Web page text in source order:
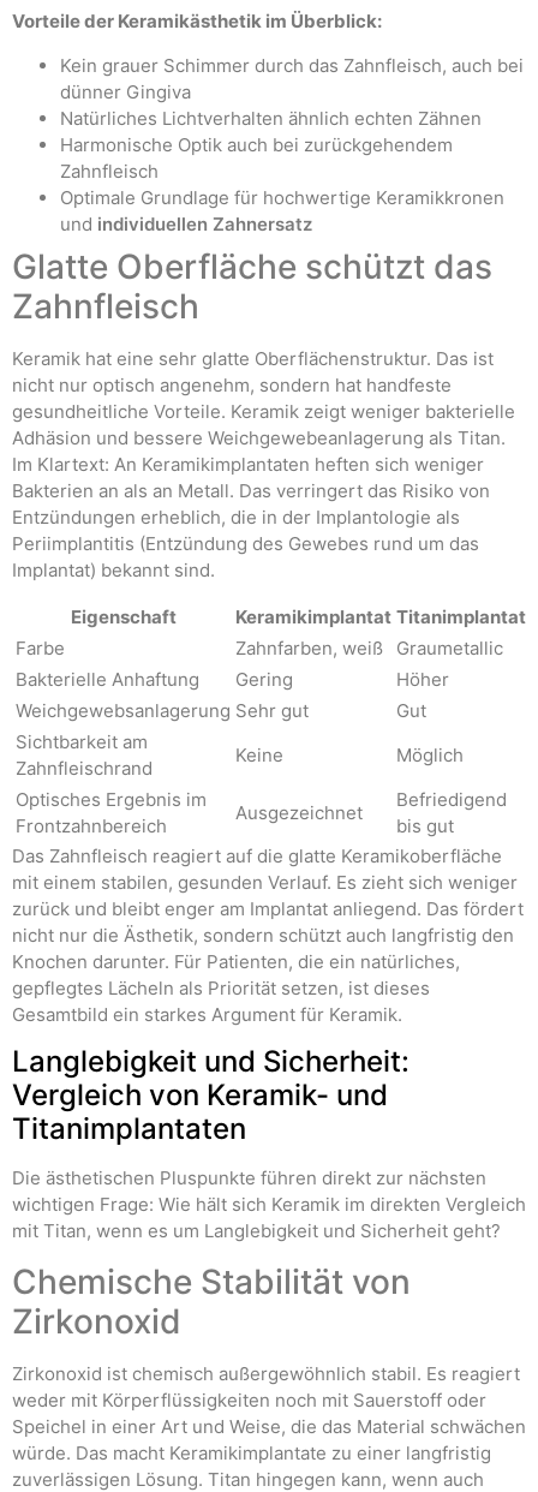
Vorteile der Keramikästhetik im Überblick:
Kein grauer Schimmer durch das Zahnfleisch, auch bei
dünner Gingiva
Natürliches Lichtverhalten ähnlich echten Zähnen
Harmonische Optik auch bei zurückgehendem
Zahnfleisch
Optimale Grundlage für hochwertige Keramikkronen
und individuellen Zahnersatz
Glatte Oberfläche schützt das
Zahnfleisch
Keramik hat eine sehr glatte Oberflächenstruktur. Das ist
nicht nur optisch angenehm, sondern hat handfeste
gesundheitliche Vorteile. Keramik zeigt weniger bakterielle
Adhäsion und bessere Weichgewebeanlagerung als Titan.
Im Klartext: An Keramikimplantaten heften sich weniger
Bakterien an als an Metall. Das verringert das Risiko von
Entzündungen erheblich, die in der Implantologie als
Periimplantitis (Entzündung des Gewebes rund um das
Implantat) bekannt sind.
Eigenschaft Keramikimplantat Titanimplantat
Farbe
Zahnfarben, weiß
Graumetallic
Bakterielle Anhaftung
Gering
Höher
Weichgewebsanlagerung Sehr gut
Gut
Sichtbarkeit am
Zahnfleischrand
Keine
Möglich
Optisches Ergebnis im
Frontzahnbereich
Ausgezeichnet
Befriedigend
bis gut
Das Zahnfleisch reagiert auf die glatte Keramikoberfläche
mit einem stabilen, gesunden Verlauf. Es zieht sich weniger
zurück und bleibt enger am Implantat anliegend. Das fördert
nicht nur die Ästhetik, sondern schützt auch langfristig den
Knochen darunter. Für Patienten, die ein natürliches,
gepflegtes Lächeln als Priorität setzen, ist dieses
Gesamtbild ein starkes Argument für Keramik.
Langlebigkeit und Sicherheit:
Vergleich von Keramik- und
Titanimplantaten
Die ästhetischen Pluspunkte führen direkt zur nächsten
wichtigen Frage: Wie hält sich Keramik im direkten Vergleich
mit Titan, wenn es um Langlebigkeit und Sicherheit geht?
Chemische Stabilität von
Zirkonoxid
Zirkonoxid ist chemisch außergewöhnlich stabil. Es reagiert
weder mit Körperflüssigkeiten noch mit Sauerstoff oder
Speichel in einer Art und Weise, die das Material schwächen
würde. Das macht Keramikimplantate zu einer langfristig
zuverlässigen Lösung. Titan hingegen kann, wenn auch